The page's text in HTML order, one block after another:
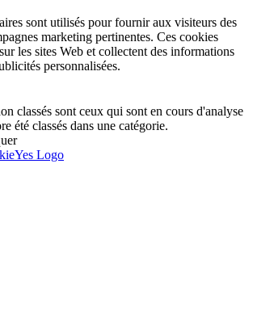
sont utilisés pour fournir aux visiteurs des
marketing pertinentes. Ces cookies
les sites Web et collectent des informations
personnalisées.
classés sont ceux qui sont en cours d'analyse
été classés dans une catégorie.